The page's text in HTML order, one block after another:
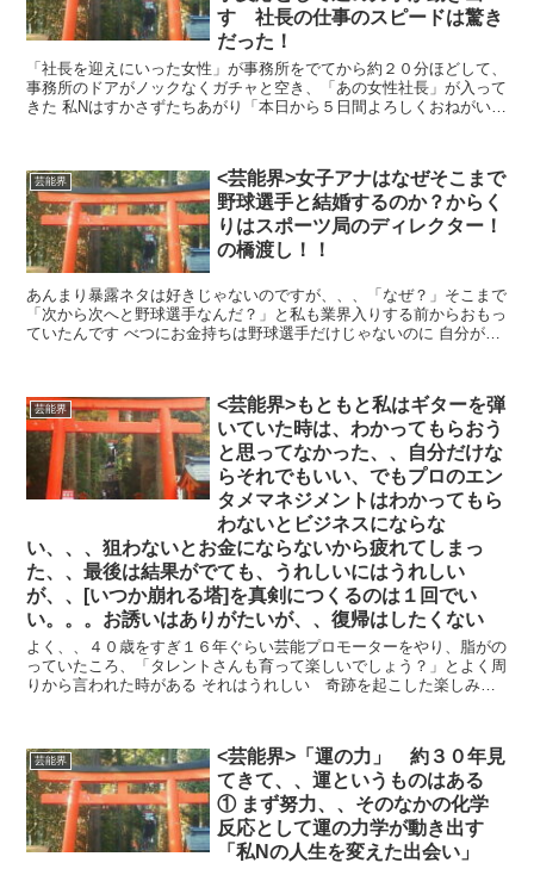
す 社長の仕事のスピードは驚き
だった！
「社長を迎えにいった女性」が事務所をでてから約２０分ほどして、
事務所のドアがノックなくガチャと空き、「あの女性社長」が入って
きた 私Nはすかさずたちあがり「本日から５日間よろしくおねがいし
芸能界
<芸能界>女子アナはなぜそこまで
野球選手と結婚するのか？からく
りはスポーツ局のディレクター！
の橋渡し！！
あんまり暴露ネタは好きじゃないのですが、、、「なぜ？」そこまで
「次から次へと野球選手なんだ？」と私も業界入りする前からおもっ
ていたんです べつにお金持ちは野球選手だけじゃないのに 自分がマ
芸能界
<芸能界>もともと私はギターを弾
いていた時は、わかってもらおう
と思ってなかった、、自分だけな
らそれでもいい、でもプロのエン
タメマネジメントはわかってもら
わないとビジネスにならな
い、、、狙わないとお金にならないから疲れてしまっ
た、、最後は結果がでても、うれしいにはうれしい
が、、[いつか崩れる塔]を真剣につくるのは１回でい
い。。。お誘いはありがたいが、、復帰はしたくない
よく、、４０歳をすぎ１６年ぐらい芸能プロモーターをやり、脂がの
っていたころ、「タレントさんも育って楽しいでしょう？」とよく周
りから言われた時がある それはうれしい 奇跡を起こした楽しみも
芸能界
<芸能界>「運の力」 約３０年見
てきて、、運というものはある
① まず努力、、そのなかの化学
反応として運の力学が動き出す
「私Nの人生を変えた出会い」